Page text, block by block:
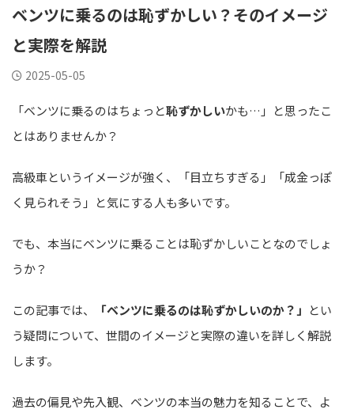
ベンツに乗るのは恥ずかしい？そのイメージ
と実際を解説
2025-05-05
「ベンツに乗るのはちょっと恥ずかしいかも…」と思ったこ
とはありませんか？
高級車というイメージが強く、「目立ちすぎる」「成金っぽ
く見られそう」と気にする人も多いです。
でも、本当にベンツに乗ることは恥ずかしいことなのでしょ
うか？
この記事では、 「ベンツに乗るのは恥ずかしいのか？」 とい
う疑問について、世間のイメージと実際の違いを詳しく解説
します。
過去の偏見や先入観、ベンツの本当の魅力を知ることで、よ